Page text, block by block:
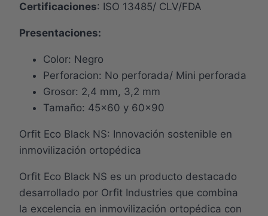
Certificaciones: ISO 13485/ CLV/FDA
Presentaciones:
Color: Negro
Perforacion: No perforada/ Mini perforada
Grosor: 2,4 mm, 3,2 mm
Tamaño: 45×60 y 60×90
Orfit Eco Black NS: Innovación sostenible en
inmovilización ortopédica
Orfit Eco Black NS es un producto destacado
desarrollado por Orfit Industries que combina
la excelencia en inmovilización ortopédica con